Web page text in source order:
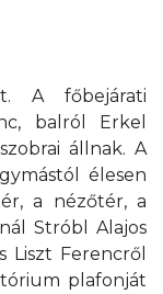
A főbejárati
balról Erkel
állnak. A
élesen
a nézőtér, a
Stróbl Alajos
Liszt Ferencről
plafonját